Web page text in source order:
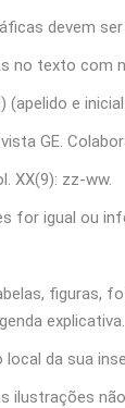
devem
no texto com
e
GE.
XX(9): zz‑ww.
for igual ou
figuras,
explicativa.
local da sua
ilustrações